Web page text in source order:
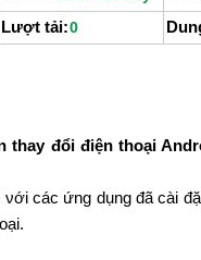
Lượt tải:0
thay đổi điện thoại
các ứng dụng đã cài